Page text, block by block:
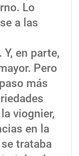
Lo
a las
en parte,
Pero
más
viognier,
en la
trataba